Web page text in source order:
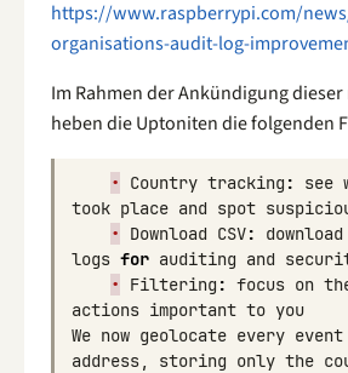
https://www.raspberrypi.com/
organisations-audit-log-
Im Rahmen der Ankündigung
heben die Uptoniten die folgenden
• Country tracking : see
took place and spot
•
Download CSV: download
logs for auditing and
•
Filtering : focus on
actions important to you
We now geolocate every event
address, storing only the